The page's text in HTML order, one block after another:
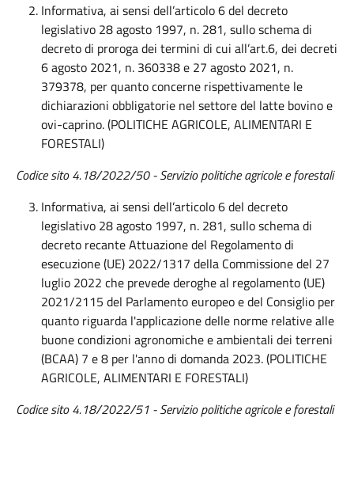
Informativa, ai sensi dell’articolo 6 del decreto
legislativo 28 agosto 1997, n. 281, sullo schema di
decreto di proroga dei termini di cui all’art.6, dei decreti
6 agosto 2021, n. 360338 e 27 agosto 2021, n.
379378, per quanto concerne rispettivamente le
dichiarazioni obbligatorie nel settore del latte bovino e
ovi-caprino. (POLITICHE AGRICOLE, ALIMENTARI E
FORESTALI)
Codice sito 4.18/2022/50 - Servizio politiche agricole e forestali
Informativa, ai sensi dell’articolo 6 del decreto
legislativo 28 agosto 1997, n. 281, sullo schema di
decreto recante Attuazione del Regolamento di
esecuzione (UE) 2022/1317 della Commissione del 27
luglio 2022 che prevede deroghe al regolamento (UE)
2021/2115 del Parlamento europeo e del Consiglio per
quanto riguarda l'applicazione delle norme relative alle
buone condizioni agronomiche e ambientali dei terreni
(BCAA) 7 e 8 per l'anno di domanda 2023. (POLITICHE
AGRICOLE, ALIMENTARI E FORESTALI)
Codice sito 4.18/2022/51 - Servizio politiche agricole e forestali